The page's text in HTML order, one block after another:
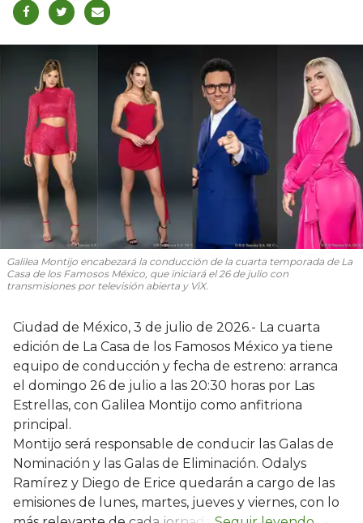
Galilea Montijo encabezará la conducción de la cuarta temporada de La
Casa de los Famosos México , que iniciará el 26 de julio con
transmisiones por televisión abierta y ViX.
Ciudad de México, 3 de julio de 2026.- La cuarta
edición de La Casa de los Famosos México ya tiene
equipo de conducción y fecha de estreno: arranca
el domingo 26 de julio a las 20:30 horas por Las
Estrellas, con Galilea Montijo como anfitriona
principal.
Montijo será responsable de conducir las Galas de
Nominación y las Galas de Eliminación. Odalys
Ramírez y Diego de Erice quedarán a cargo de las
emisiones de lunes, martes, jueves y viernes, con lo